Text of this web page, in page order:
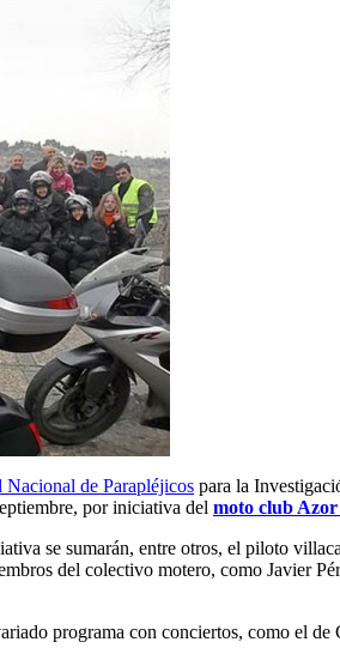
de Parapléjicos para la
por iniciativa del moto club Azor
se sumarán, entre otros, el piloto
del colectivo motero, como Javier
programa con conciertos, como el